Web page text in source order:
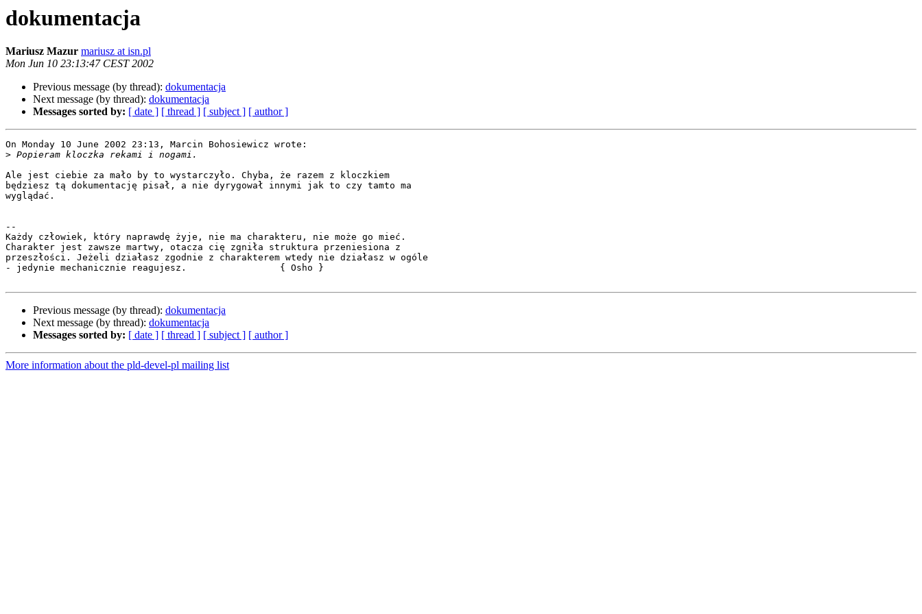
dokumentacja
Mariusz Mazur mariusz at isn.pl
Mon Jun 10 23:13:47 CEST 2002
Previous message (by thread): dokumentacja
Next message (by thread): dokumentacja
Messages sorted by: [ date ] [ thread ] [ subject ] [ author ]
On Monday 10 June 2002 23:13, Marcin Bohosiewicz wrote:
>
Ale jest ciebie za mało by to wystarczyło. Chyba, że razem z kloczkiem
będziesz tą dokumentację pisał, a nie dyrygował innymi jak to czy tamto ma
wyglądać.
--
Każdy człowiek, który naprawdę żyje, nie ma charakteru, nie może go mieć.
Charakter jest zawsze martwy, otacza cię zgniła struktura przeniesiona z
przeszłości. Jeżeli działasz zgodnie z charakterem wtedy nie działasz w ogóle
- jedynie mechanicznie reagujesz.                 { Osho }
Previous message (by thread): dokumentacja
Next message (by thread): dokumentacja
Messages sorted by: [ date ] [ thread ] [ subject ] [ author ]
More information about the pld-devel-pl mailing list